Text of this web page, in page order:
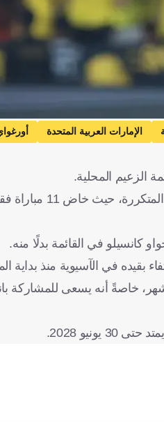
الإمارات العربية المتحدة
الزعيم المحلية.
ووفقًا لصحيفة "اليوم" السعودية، فإن إنزاجي يتجه نحو استبعاد نونيز من قائمة الفريق الأول، بسبب
يُتوقع تسجيل داروين نونيز في قائمة الهلال بدوري أبطال آسيا للنخبة فقط، أو إعارته لمدة 6 أشهر، خاصةً أنه
2028.